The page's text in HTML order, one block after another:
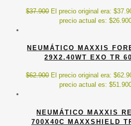
$37.900 El precio original era:
precio actual es:
NEUMÁTICO MAXXIS
29X2.40WT EXO TR
$62.900 El precio original era:
precio actual es:
NEUMÁTICO MAXXIS
700X40C MAXXSHIELD